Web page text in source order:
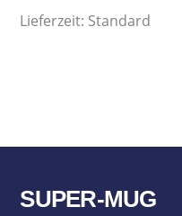
Lieferzeit: Standard
SUPER-MUG